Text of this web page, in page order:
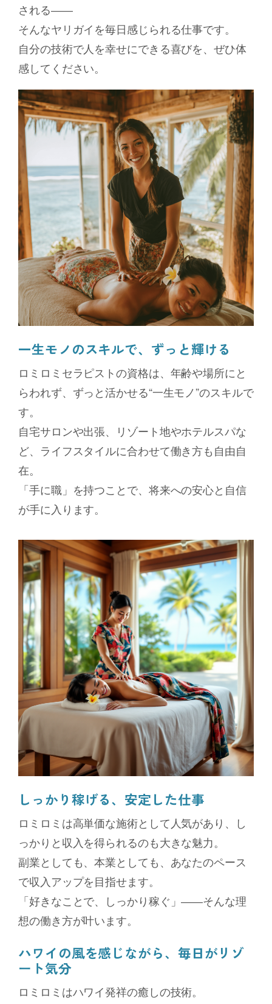
される――
そんなヤリガイを毎日感じられる仕事です。
自分の技術で人を幸せにできる喜びを、ぜひ体
感してください。
一生モノのスキルで、ずっと輝ける
ロミロミセラピストの資格は、年齢や場所にと
らわれず、ずっと活かせる“一生モノ”のスキルで
す。
自宅サロンや出張、リゾート地やホテルスパな
ど、ライフスタイルに合わせて働き方も自由自
在。
「手に職」を持つことで、将来への安心と自信
が手に入ります。
しっかり稼げる、安定した仕事
ロミロミは高単価な施術として人気があり、し
っかりと収入を得られるのも大きな魅力。
副業としても、本業としても、あなたのペース
で収入アップを目指せます。
「好きなことで、しっかり稼ぐ」――そんな理
想の働き方が叶います。
ハワイの風を感じながら、毎日がリゾ
ート気分
ロミロミはハワイ発祥の癒しの技術。